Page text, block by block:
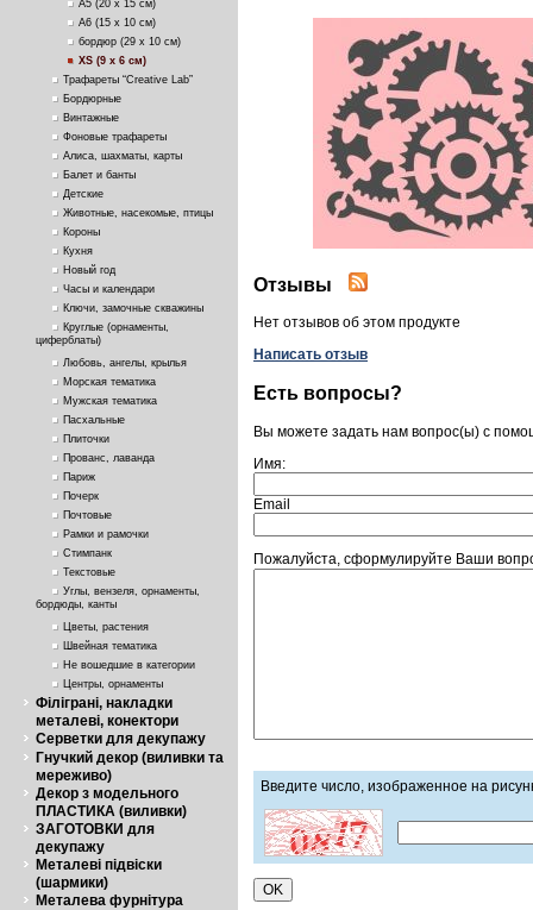
А5 (20 х 15 см)
А6 (15 х 10 см)
бордюр (29 х 10 см)
ХS (9 х 6 см)
Трафареты “Creative Lab”
Бордюрные
Винтажные
Фоновые трафареты
Алиса, шахматы, карты
Балет и банты
Детские
Животные, насекомые, птицы
Короны
Кухня
Новый год
Часы и календари
Ключи, замочные скважины
Круглые (орнаменты,
циферблаты)
Любовь, ангелы, крылья
Морская тематика
Мужская тематика
Пасхальные
Плиточки
Прованс, лаванда
Париж
Почерк
Почтовые
Рамки и рамочки
Стимпанк
Текстовые
Углы, вензеля, орнаменты,
бордюды, канты
Цветы, растения
Швейная тематика
Не вошедшие в категории
Центры, орнаменты
Філіграні, накладки
металеві, конектори
Серветки для декупажу
Гнучкий декор (виливки та
мереживо)
Декор з модельного
ПЛАСТИКА (виливки)
ЗАГОТОВКИ для
декупажу
Металеві підвіски
(шармики)
Металева фурнітура
Отзывы
Нет отзывов об этом продукте
Написать отзыв
Есть вопросы?
Вы можете задать нам вопрос(ы) с
Имя:
Email
Пожалуйста, сформулируйте Ваши
Введите число, изображенное на